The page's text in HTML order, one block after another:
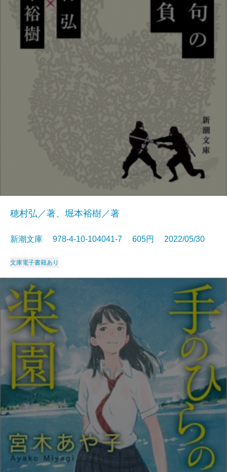
穂村弘／著、堀本裕樹／著
新潮文庫 978-4-10-104041-7 605円 2022/05/30
文庫電子書籍あり